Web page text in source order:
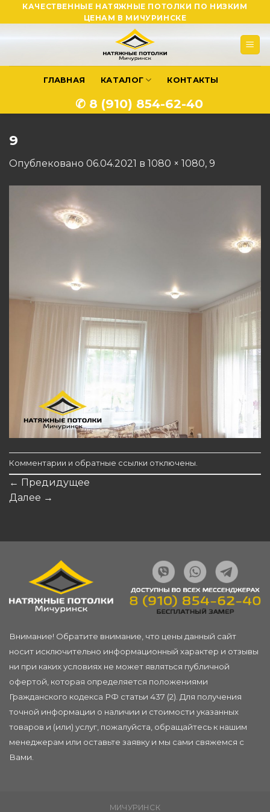
to
КАЧЕСТВЕННЫЕ НАТЯЖНЫЕ ПОТОЛКИ ПО НИЗКИМ
ЦЕНАМ В МИЧУРИНСКЕ
ГЛАВНАЯ КАТАЛОГ КОНТАКТЫ
✆ 8 (910) 854-62-40
9
Опублековано 06.04.2021 в 1080 × 1080, 9
Комментарии и обратные ссылки отключены.
← Предидущее
Далее →
Внимание! Обратите внимание, что цены данный сайт
носит исключительно информационный характер и отзывы
ни при каких условиях не может являться публичной
офертой, которая определяется положениями
Гражданского кодекса РФ статьи 437 (2). Для получения
точной информации о наличии и стоимости указанных
товаров и (или) услуг, пожалуйста, обращайтесь к нашим
менеджерам или оставьте заявку и мы сами свяжемся с
Вами.
МИЧУРИНСК